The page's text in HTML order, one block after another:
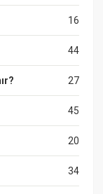
16
44
27
45
20
34